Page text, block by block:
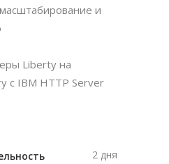
и
Liberty на
с IBM HTTP Server
2 дня